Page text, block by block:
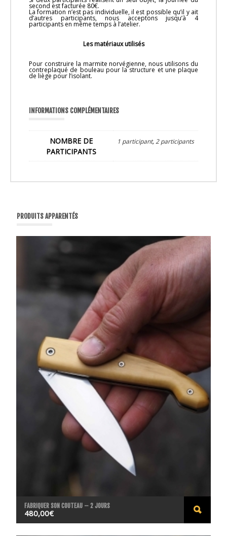
second est facturée 80€.
La formation n’est pas individuelle, il est possible qu’il y ait
d’autres participants, nous acceptons jusqu’à 4
participants en même temps à l’atelier.
Les matériaux utilisés
Pour construire la marmite norvégienne, nous utilisons du
contreplaqué de bouleau pour la structure et une plaque
de liège pour l’isolant.
INFORMATIONS COMPLÉMENTAIRES
NOMBRE DE
PARTICIPANTS
1 participant,2 participants
PRODUITS APPARENTÉS
FABRIQUER SON COUTEAU – 2 JOURS
480,00€